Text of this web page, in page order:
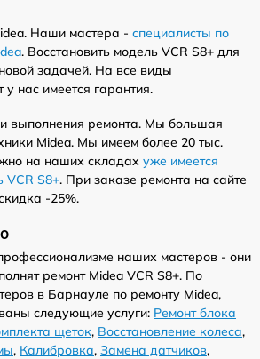
Наши мастера - специалисты по
. Восстановить модель VCR S8+ для
задачей. На все виды
нас имеется гарантия.
выполнения ремонта. Мы большая
Midea. Мы имеем более 20 тыс.
на наших складах уже имеется
VCR S8+. При заказе ремонта на сайте
-25%.
наших мастеров - они
ремонт Midea VCR S8+. По
в Барнауле по ремонту Midea,
следующие услуги: Ремонт блока
щеток, Восстановление колеса,
, Калибровка, Замена датчиков,